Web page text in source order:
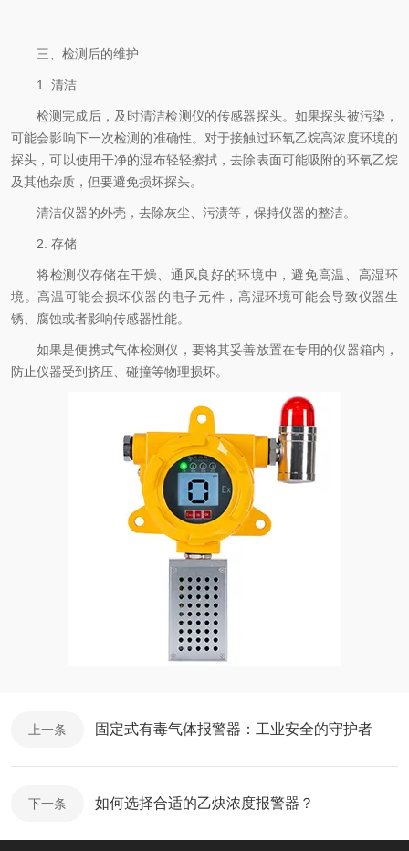
三、检测后的维护
1. 清洁
检测完成后，及时清洁检测仪的传感器探头。如果探头被污染，
可能会影响下一次检测的准确性。对于接触过环氧乙烷高浓度环境的
探头，可以使用干净的湿布轻轻擦拭，去除表面可能吸附的环氧乙烷
及其他杂质，但要避免损坏探头。
清洁仪器的外壳，去除灰尘、污渍等，保持仪器的整洁。
2. 存储
将检测仪存储在干燥、通风良好的环境中，避免高温、高湿环
境。高温可能会损坏仪器的电子元件，高湿环境可能会导致仪器生
锈、腐蚀或者影响传感器性能。
如果是便携式气体检测仪，要将其妥善放置在专用的仪器箱内，
防止仪器受到挤压、碰撞等物理损坏。
上一条 固定式有毒气体报警器：工业安全的守护者
下一条 如何选择合适的乙炔浓度报警器？